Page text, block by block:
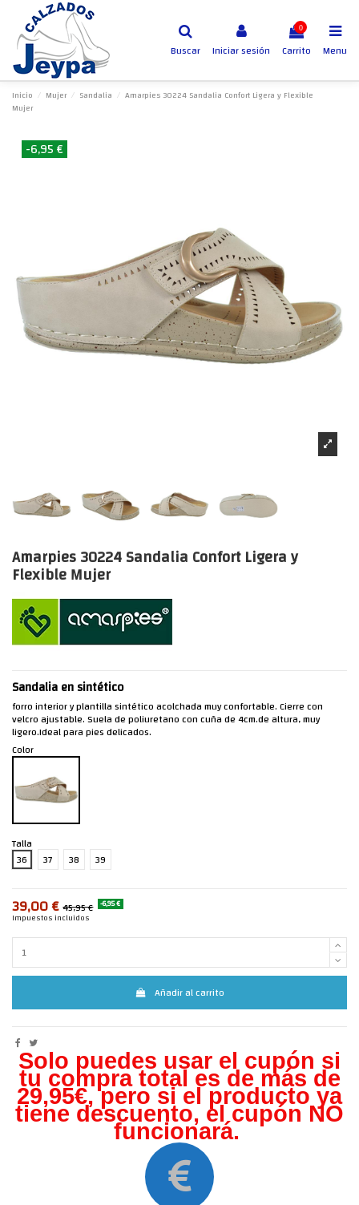
Buscar Iniciar sesión
0
Carrito Menu
Inicio Mujer Sandalia
Amarpies 30224 Sandalia Confort Ligera y Flexible
Mujer
-6,95 €
Amarpies 30224 Sandalia Confort Ligera y
Flexible Mujer
Sandalia en sintético
forro interior y plantilla sintético acolchada muy confortable. Cierre con
velcro ajustable. Suela de poliuretano con cuña de 4cm.de altura, muy
ligero.Ideal para pies delicados.
Color
Talla
36
37 38 39
39,00 € 45,95 € -6,95 €
Impuestos incluidos
Añadir al carrito
Solo puedes usar el cupón si
tu compra total es de más de
29,95€, pero si el producto ya
tiene descuento, el cupón NO
funcionará.